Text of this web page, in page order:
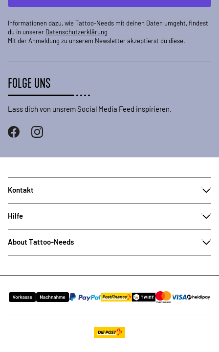
Informationen dazu, wie Tattoo-Needs mit deinen Daten umgeht, findest
du in unserer Datenschutzerklärung
Mit der Anmeldung zu unserem Newsletter akzeptierst du diese.
FOLGE UNS
Lass dich von unsrem Social Media Feed inspirieren.
Kontakt
Hilfe
About Tattoo-Needs